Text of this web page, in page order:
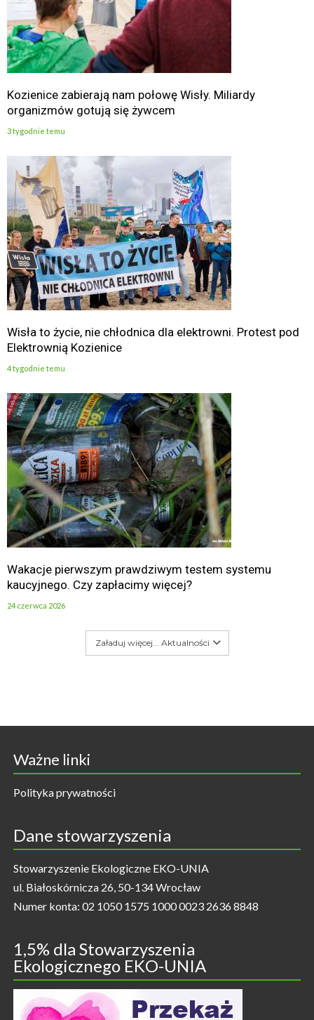
Kozienice zabierają nam połowę Wisły. Miliardy
organizmów gotują się żywcem
3 tygodnie temu
Wisła to życie, nie chłodnica dla elektrowni. Protest pod
Elektrownią Kozienice
4 tygodnie temu
Wakacje pierwszym prawdziwym testem systemu
kaucyjnego. Czy zapłacimy więcej?
24 czerwca 2026
Załaduj więcej... Aktualności
Ważne linki
Polityka prywatności
Dane stowarzyszenia
Stowarzyszenie Ekologiczne EKO-UNIA
ul. Białoskórnicza 26, 50-134 Wrocław
Numer konta: 02 1050 1575 1000 0023 2636 8848
1,5% dla Stowarzyszenia
Ekologicznego EKO-UNIA